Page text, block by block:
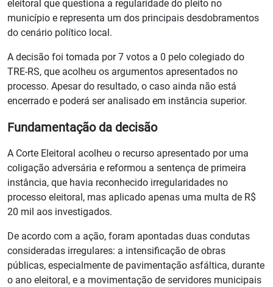
eleitoral que questiona a regularidade do pleito no
município e representa um dos principais desdobramentos
do cenário político local.
A decisão foi tomada por 7 votos a 0 pelo colegiado do
TRE-RS, que acolheu os argumentos apresentados no
processo. Apesar do resultado, o caso ainda não está
encerrado e poderá ser analisado em instância superior.
Fundamentação da decisão
A Corte Eleitoral acolheu o recurso apresentado por uma
coligação adversária e reformou a sentença de primeira
instância, que havia reconhecido irregularidades no
processo eleitoral, mas aplicado apenas uma multa de R$
20 mil aos investigados.
De acordo com a ação, foram apontadas duas condutas
consideradas irregulares: a intensificação de obras
públicas, especialmente de pavimentação asfáltica, durante
o ano eleitoral, e a movimentação de servidores municipais